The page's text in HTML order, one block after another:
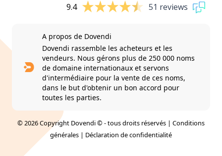
9.4 51 reviews
A propos de Dovendi
Dovendi rassemble les acheteurs et les
vendeurs. Nous gérons plus de 250 000 noms
de domaine internationaux et servons
d'intermédiaire pour la vente de ces noms,
dans le but d'obtenir un bon accord pour
toutes les parties.
© 2026 Copyright Dovendi © - tous droits réservés | Conditions
générales | Déclaration de confidentialité